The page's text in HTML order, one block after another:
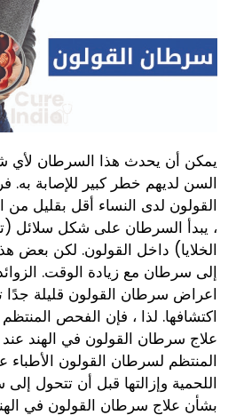
يمكن أن يحدث هذا السرطان لأي
السن لديهم خطر كبير للإصابة
القولون لدى النساء أقل بقليل من
، يبدأ السرطان على شكل سلائل
الخلايا) داخل القولون. لكن بعض
إلى سرطان مع زيادة الوقت.
اعراض سرطان القولون قليلة
اكتشافها. لذا ، فإن الفحص
علاج سرطان القولون في الهند
المنتظم لسرطان القولون الأطباء
اللحمية وإزالتها قبل أن تتحول
بشأن علاج سرطان القولون في